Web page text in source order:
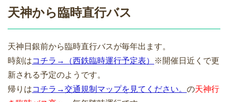
天神から臨時直行バス
天神日銀前から臨時直行バスが毎年出ます。
時刻はコチラ→（西鉄臨時運行予定表）
※開催日近くで更
新される予定のようです。
帰りはコチラ→交通規制マップを見てください。 の天神行